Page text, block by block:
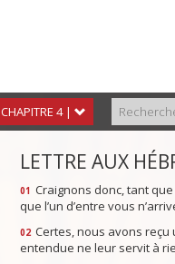
CHAPITRE 4 |
LETTRE AUX
01
Craignons donc, tant
que l’un d’entre vous
02 Certes, nous avons reçu
entendue ne leur servit à